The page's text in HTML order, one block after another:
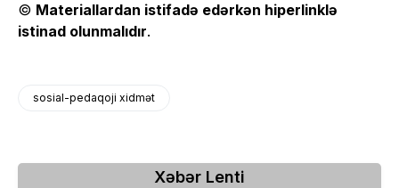
© Materiallardan istifadə edərkən hiperlinklə
istinad olunmalıdır.
sosial-pedaqoji xidmət
Xəbər Lenti